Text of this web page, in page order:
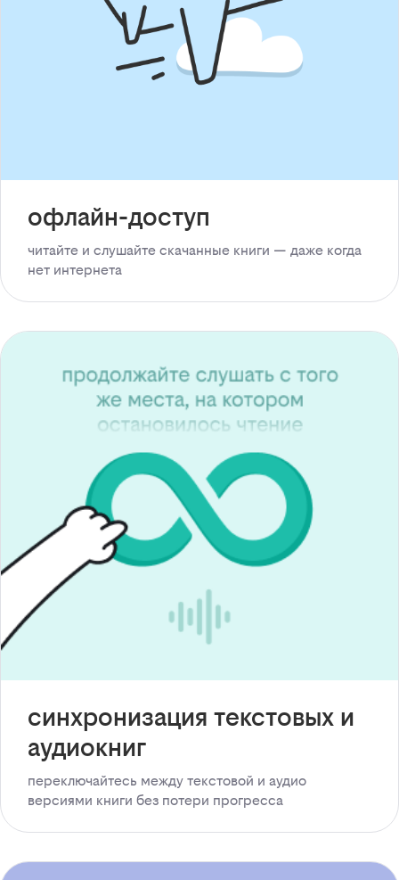
офлайн-доступ
читайте и слушайте скачанные книги — даже когда
нет интернета
синхронизация текстовых и
аудиокниг
переключайтесь между текстовой и аудио
версиями книги без потери прогресса